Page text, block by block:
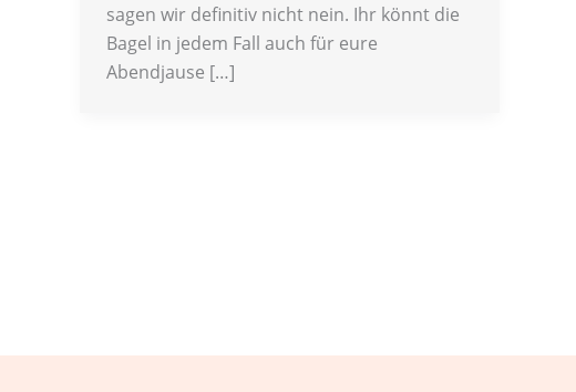
sagen wir definitiv nicht nein. Ihr könnt die
Bagel in jedem Fall auch für eure
Abendjause […]